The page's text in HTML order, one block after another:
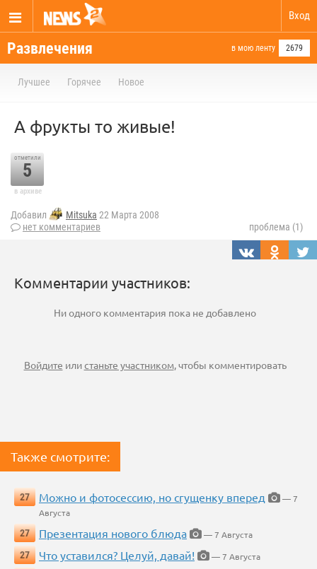
Вход
Развлечения в мою ленту 2679
Лучшее Горячее Новое
А фрукты то живые!
отметили
5
в архиве
Добавил Mitsuka 22 Марта 2008
нет комментариев
проблема (1)
Комментарии участников:
Ни одного комментария пока не добавлено
Войдите илистаньте участником, чтобы комментировать
Также смотрите:
27 Можно и фотосессию, но сгущенку вперед
— 7
Августа
27
Презентация нового блюда
— 7 Августа
27
Что уставился? Целуй, давай!
— 7 Августа